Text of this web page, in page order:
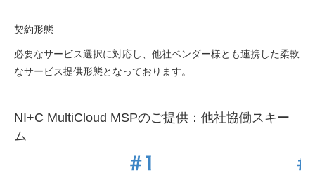
契約形態
必要なサービス選択に対応し、他社ベンダー様とも連携した柔軟
なサービス提供形態となっております。
NI+C MultiCloud MSPのご提供：他社協働スキー
ム